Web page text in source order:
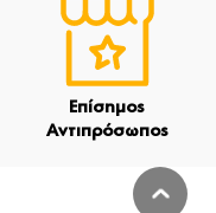
Επίσημος
Αντιπρόσωπος